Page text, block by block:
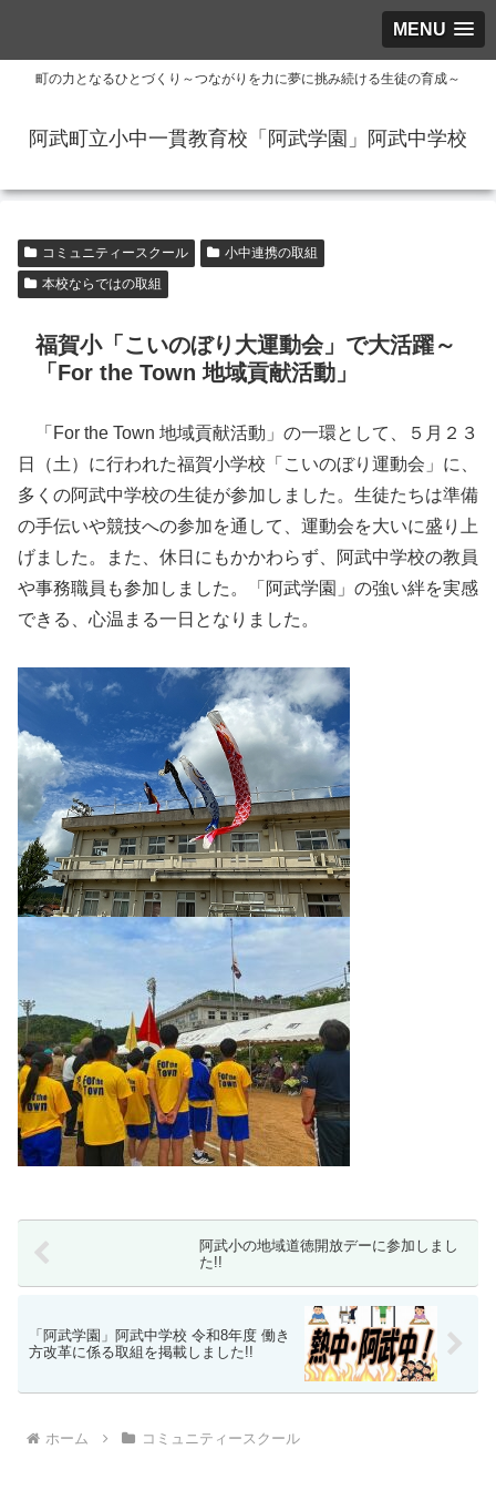
MENU
町の力となるひとづくり～つながりを力に夢に挑み続ける生徒の育成～
阿武町立小中一貫教育校「阿武学園」阿武中学校
コミュニティースクール
小中連携の取組
本校ならではの取組
福賀小「こいのぼり大運動会」で大活躍～
「For the Town 地域貢献活動」
「For the Town 地域貢献活動」の一環として、５月２３
日（土）に行われた福賀小学校「こいのぼり運動会」に、
多くの阿武中学校の生徒が参加しました。生徒たちは準備
の手伝いや競技への参加を通して、運動会を大いに盛り上
げました。また、休日にもかかわらず、阿武中学校の教員
や事務職員も参加しました。「阿武学園」の強い絆を実感
できる、心温まる一日となりました。
阿武小の地域道徳開放デーに参加しまし
た!!
「阿武学園」阿武中学校 令和8年度 働き
方改革に係る取組を掲載しました!!
ホーム コミュニティースクール